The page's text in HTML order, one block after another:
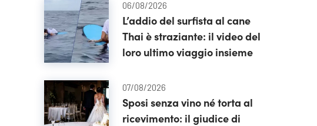
06/08/2026
L’addio del surfista al cane
Thai è straziante: il video del
loro ultimo viaggio insieme
07/08/2026
Sposi senza vino né torta al
ricevimento: il giudice di